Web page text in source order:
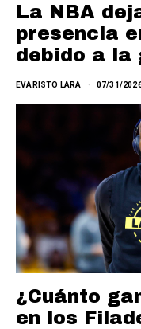
La NBA
presencia
debido a la
EVARISTO LARA 07/31/
¿Cuánto
en los